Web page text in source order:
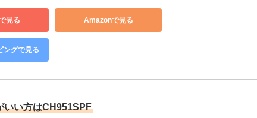
見る Amazonで見る
ングで見る
いい方はCH951SPF